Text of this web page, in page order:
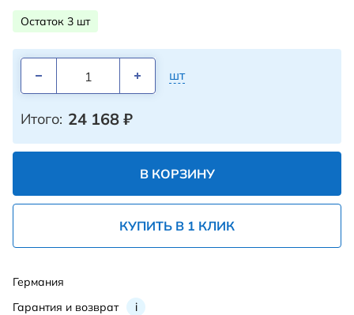
Остаток 3 шт
шт
Итого: 24 168 ₽
В КОРЗИНУ
КУПИТЬ В 1 КЛИК
Гарантия и возврат i
Германия